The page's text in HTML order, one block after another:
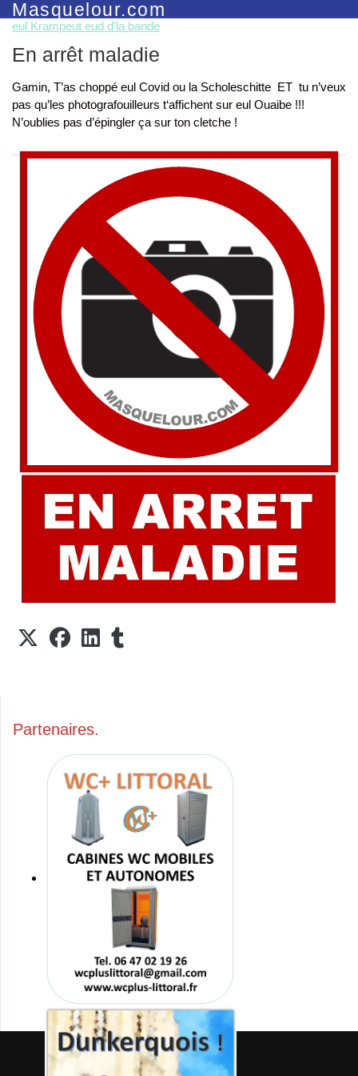
Masquelour.com
eul Krampeut eud d'la bande
En arrêt maladie
Gamin, T’as choppé eul Covid ou la Scholeschitte ET tu n’veux
pas qu’les photografouilleurs t‘affichent sur eul Ouaibe !!!
N’oublies pas d’épingler ça sur ton cletche !
Partenaires